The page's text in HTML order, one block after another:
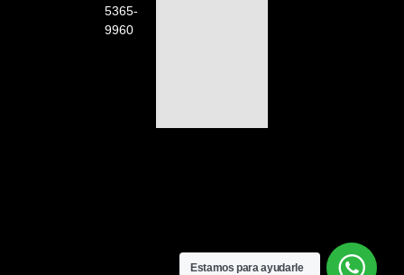
5365-
9960
Estamos para ayudarle